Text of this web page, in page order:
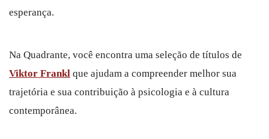
esperança.
Na Quadrante, você encontra uma seleção de títulos de
Viktor Frankl que ajudam a compreender melhor sua
trajetória e sua contribuição à psicologia e à cultura
contemporânea.